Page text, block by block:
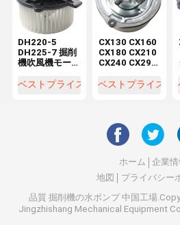
DH220-5
DH225-7 掘削
機吹風機モー
K1040112 コ
ベストプライス
CX130 CX160
CX180 CX210
CX240 CX290
理工房 電機
ベストプライス
ホーム
企業情
地図
プライバシー
品質 掘削機の水ポンプ中国工場
Jingzhishang Mechanical Equipment